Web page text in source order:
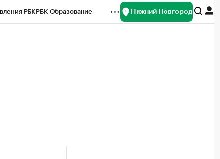
РБКРБК Образование Нижний Новгород